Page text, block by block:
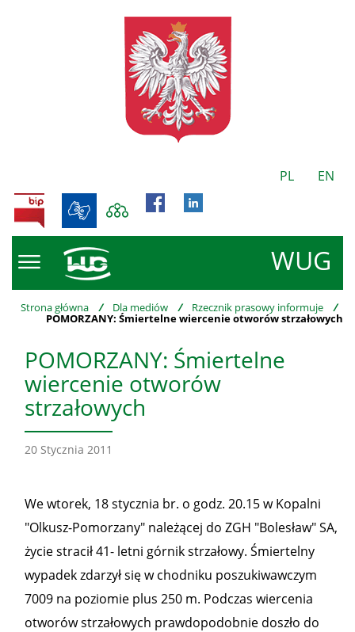
PL EN
WUG
BIP
Strona główna / Dla mediów / Rzecznik prasowy informuje /
POMORZANY: Śmiertelne wiercenie otworów strzałowych
POMORZANY: Śmiertelne
wiercenie otworów
strzałowych
20 Stycznia 2011
We wtorek, 18 stycznia br. o godz. 20.15 w Kopalni
"Olkusz-Pomorzany" należącej do ZGH "Bolesław" SA,
życie stracił 41- letni górnik strzałowy. Śmiertelny
wypadek zdarzył się w chodniku poszukiwawczym
7009 na poziomie plus 250 m. Podczas wiercenia
otworów strzałowych prawdopodobnie doszło do